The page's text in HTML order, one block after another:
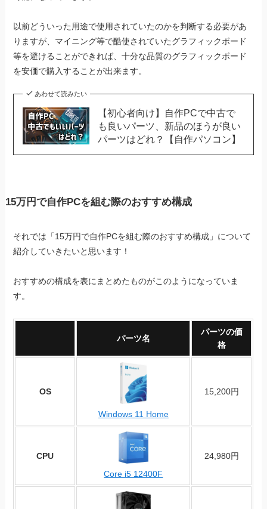
以前どういった用途で使用されていたのかを判断する必要があ
りますが、マイニング等で酷使されていたグラフィックボード
等を避けることができれば、十分な品質のグラフィックボード
を安価で購入することが出来ます。
あわせて読みたい
【初心者向け】自作PCで中古で
も良いパーツ、新品のほうが良い
パーツはどれ？【自作パソコン】
15万円で自作PCを組む際のおすすめ構成
それでは「15万円で自作PCを組む際のおすすめ構成」について
紹介していきたいと思います！
おすすめの構成を表にまとめたものがこのようになっていま
す。
パーツ名
パーツの価
格
OS
Windows 11 Home
15,200円
CPU
Core i5 12400F
24,980円